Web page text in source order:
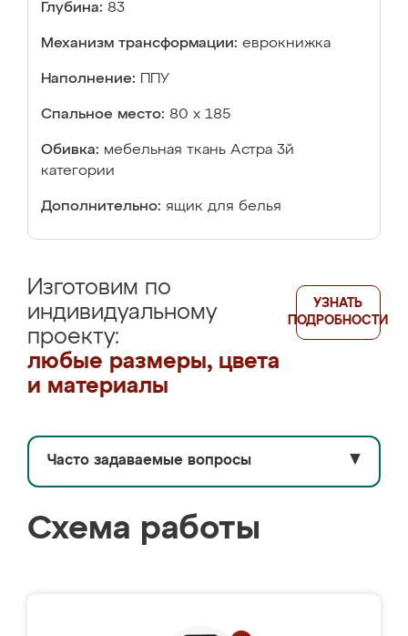
Глубина: 83
Механизм трансформации: еврокнижка
Наполнение: ППУ
Спальное место: 80 х 185
Обивка: мебельная ткань Астра 3й
категории
Дополнительно: ящик для белья
Изготовим по
индивидуальному
проекту:
любые размеры, цвета
и материалы
УЗНАТЬ
ПОДРОБНОСТИ
Часто задаваемые вопросы ▼
Схема работы